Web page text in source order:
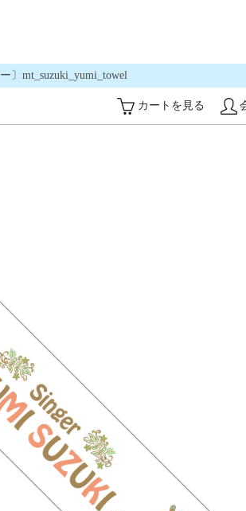
mt_suzuki_yumi_towel
カートを見る